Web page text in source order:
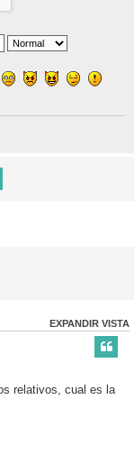
EXPANDIR VISTA
relativos, cual es la